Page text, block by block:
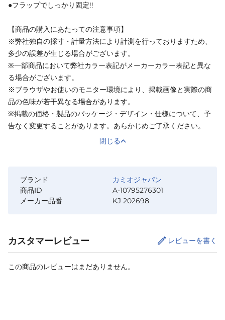
●フラップでしっかり固定!!
【商品の購入にあたっての注意事項】
※弊社独自の採寸・計量方法により計測を行っておりますため、
多少の誤差が生じる場合がございます。
※一部商品において弊社カラー表記がメーカーカラー表記と異な
る場合がございます。
※ブラウザやお使いのモニター環境により、掲載画像と実際の商
品の色味が若干異なる場合があります。
※掲載の価格・製品のパッケージ・デザイン・仕様について、予
告なく変更することがあります。あらかじめご了承ください。
閉じる
ブランド
カミオジャパン
商品ID
A-10795276301
メーカー品番
KJ 202698
カスタマーレビュー レビューを書く
この商品のレビューはまだありません。